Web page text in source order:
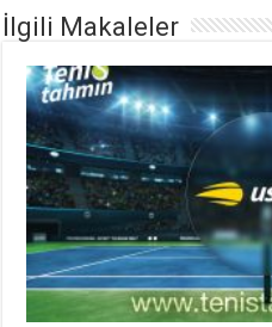
İlgili Makaleler